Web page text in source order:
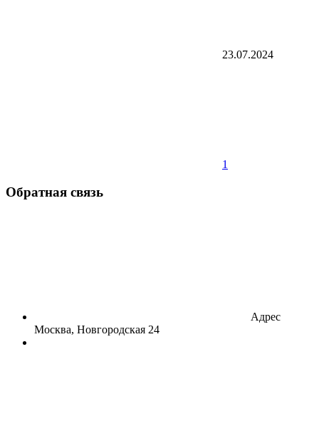
23.07.2024
1
Обратная связь
Адрес
Москва, Новгородская 24